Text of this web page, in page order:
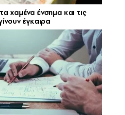
χαμένα ένσημα και τις
έγκαιρα